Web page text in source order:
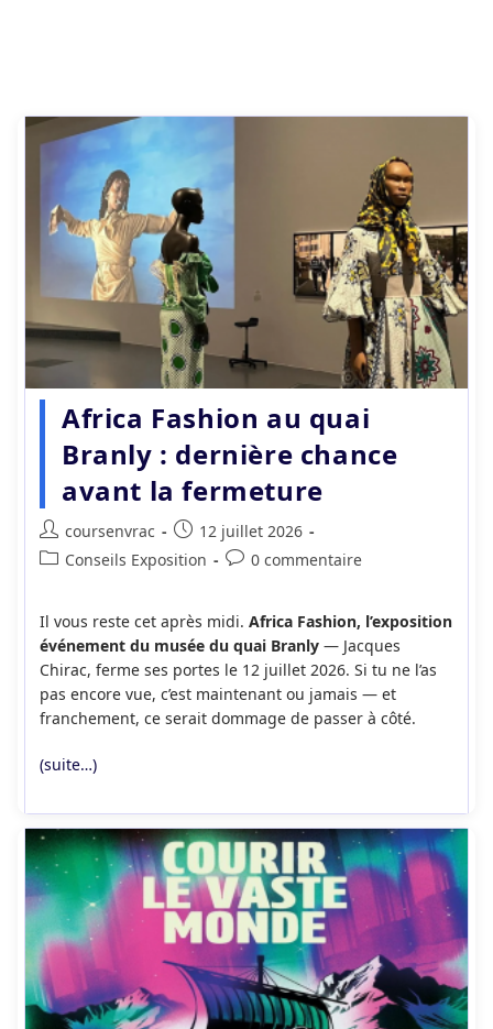
Africa Fashion au quai
Branly : dernière chance
avant la fermeture
Auteur/autrice
de
coursenvrac
Publication
publiée :
12 juillet 2026
PostConseils Exposition
Commentaires
publication :
0 commentaire
Il vous reste cet après midi. Africa Fashion, l’exposition
événement du musée du quai Branly— Jacques
Chirac, ferme ses portes le 12 juillet 2026. Si tu ne l’as
pas encore vue, c’est maintenant ou jamais — et
franchement, ce serait dommage de passer à côté.
(suite…)